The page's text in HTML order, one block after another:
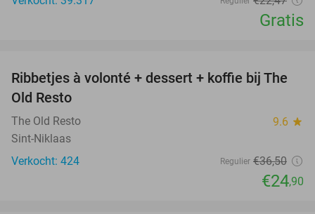
Gratis
32%
Ribbetjes à volonté + dessert + koffie bij The
Old Resto
The Old Resto 9.6 star
Sint-Niklaas
Verkocht: 424
Regulier €36,50
€24,90